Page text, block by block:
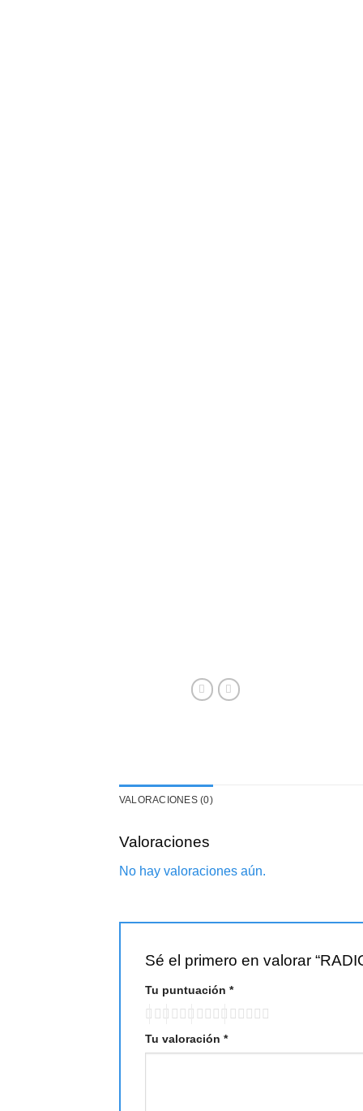
VALORACIONES (0)
Valoraciones
No hay valoraciones aún.
Sé el primero en valorar
Tu puntuación *
Tu valoración *